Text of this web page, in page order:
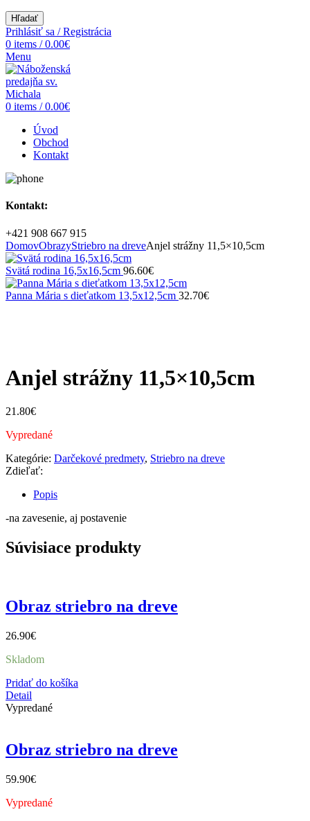
Hľadať
Prihlásiť sa / Registrácia
0 items / 0.00€
Menu
0 items / 0.00€
Úvod
Obchod
Kontakt
Kontakt:
+421 908 667 915
DomovObrazyStriebro na dreveAnjel strážny 11,5×10,5cm
Svätá rodina 16,5x16,5cm 96.60€
Panna Mária s dieťatkom 13,5x12,5cm 32.70€
Anjel strážny 11,5×10,5cm
21.80€
Vypredané
Kategórie: Darčekové predmety, Striebro na dreve
Zdieľať:
Popis
-na zavesenie, aj postavenie
Súvisiace produkty
Obraz striebro na dreve
26.90€
Skladom
Pridať do košíka
Detail
Vypredané
Obraz striebro na dreve
59.90€
Vypredané